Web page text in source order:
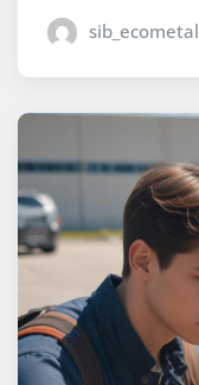
sib_ecometal